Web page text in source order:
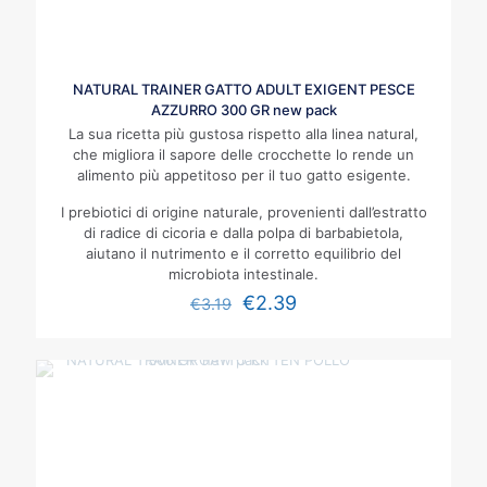
NATURAL TRAINER GATTO ADULT EXIGENT PESCE
AZZURRO 300 GR new pack
La sua ricetta più gustosa rispetto alla linea natural,
che migliora il sapore delle crocchette lo rende un
alimento più appetitoso per il tuo gatto esigente.
I prebiotici di origine naturale, provenienti dall’estratto
di radice di cicoria e dalla polpa di barbabietola,
aiutano il nutrimento e il corretto equilibrio del
microbiota intestinale.
€3.19 €2.39